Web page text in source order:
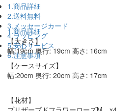
1.商品詳細
2.送料無料
3.メッセージカード
4.ラッピング
5.安心サービス
6.注意事項
1.商品詳細
【大きさ】
幅:19cm 奥行: 19cm 高さ: 16cm
【ケースサイズ】
幅:20cm 奥行: 20cm 高さ: 17cm
【花材】